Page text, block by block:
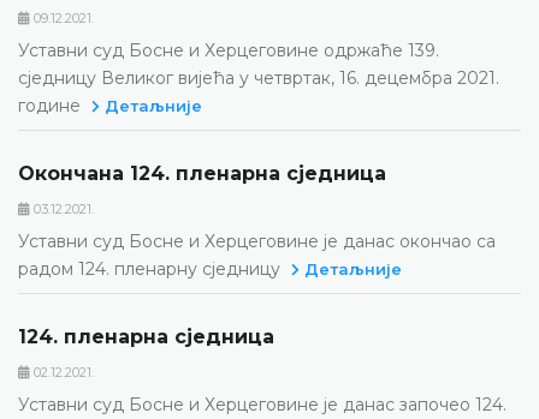
09.12.2021.
Уставни суд Босне и Херцеговине одржаће 139.
сједницу Великог вијећа у четвртак, 16. децембра 2021.
године
Детаљније
Окончана 124. пленарна сједница
03.12.2021.
Уставни суд Босне и Херцеговине је данас окончао са
радом 124. пленарну сједницу
Детаљније
124. пленарна сједница
02.12.2021.
Уставни суд Босне и Херцеговине је данас започео 124.